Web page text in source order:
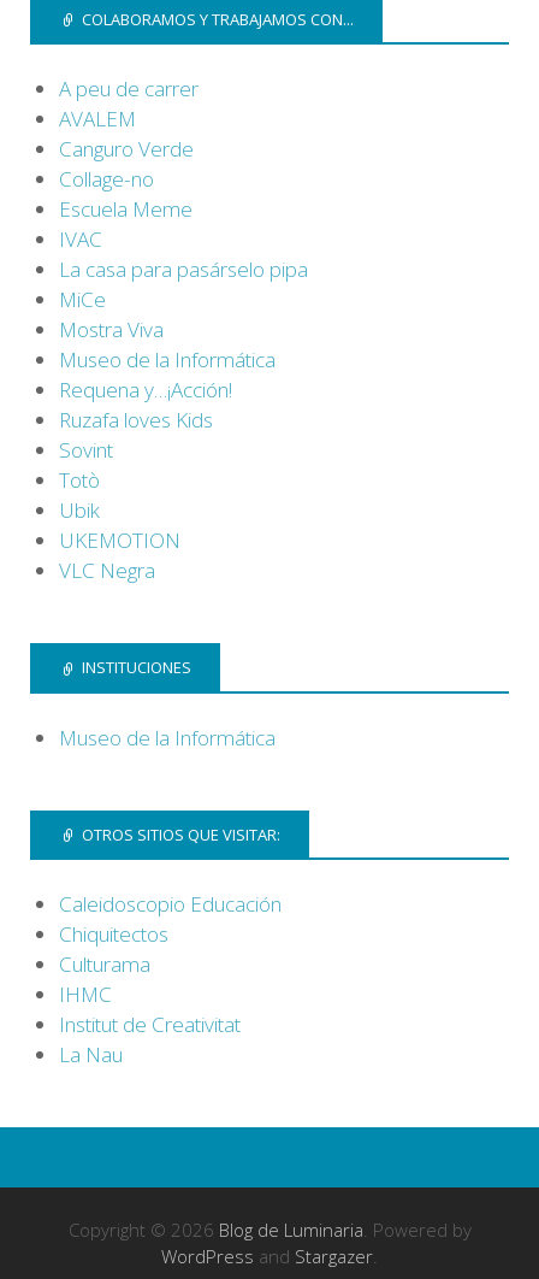
COLABORAMOS Y TRABAJAMOS CON...
A peu de carrer
AVALEM
Canguro Verde
Collage-no
Escuela Meme
IVAC
La casa para pasárselo pipa
MiCe
Mostra Viva
Museo de la Informática
Requena y…¡Acción!
Ruzafa loves Kids
Sovint
Totò
Ubik
UKEMOTION
VLC Negra
INSTITUCIONES
Museo de la Informática
OTROS SITIOS QUE VISITAR:
Caleidoscopio Educación
Chiquitectos
Culturama
IHMC
Institut de Creativitat
La Nau
Copyright © 2026 Blog de Luminaria. Powered by
WordPress and Stargazer.